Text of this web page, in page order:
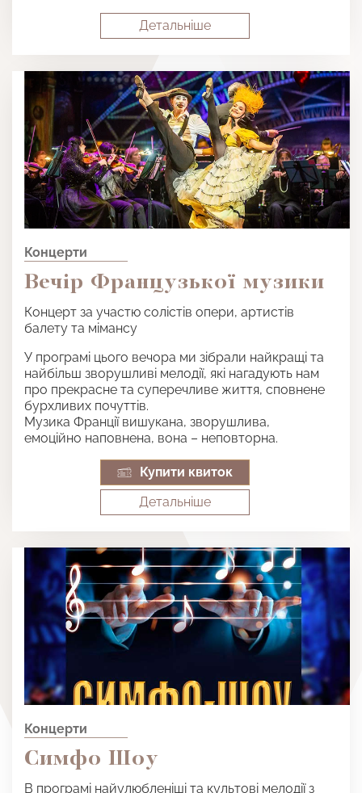
Детальнiше
Концерти
Вечір Французької музики
Концерт за участю солістів опери, артистів
балету та мімансу
У програмі цього вечора ми зібрали найкращі та
найбільш зворушливі мелодії, які нагадують нам
про прекрасне та суперечливе життя, сповнене
бурхливих почуттів.
Музика Франції вишукана, зворушлива,
емоційно наповнена, вона – неповторна.
Купити квиток
Детальнiше
Концерти
Симфо Шоу
В програмі найулюбленіші та культові мелодії з